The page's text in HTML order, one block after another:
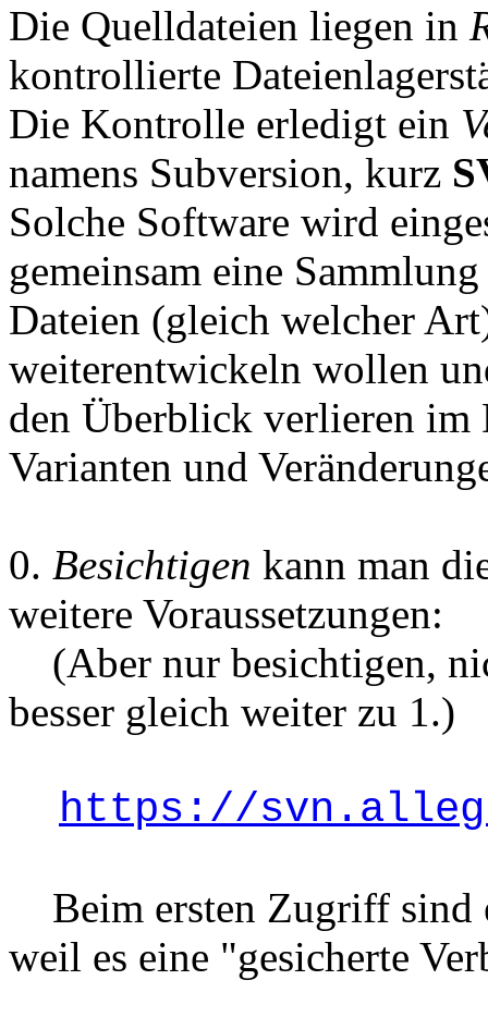
Die Quelldateien liegen in
kontrollierte
Die Kontrolle erledigt ein
namens Subversion, kurz
Solche Software wird
gemeinsam eine
Dateien (gleich welcher
weiterentwickeln wollen
den Überblick verlieren im
Varianten und
0. Besichtigen kann man
weitere Voraussetzungen:
(Aber nur besichtigen,
besser gleich weiter zu 1.)
https://
Beim ersten Zugriff sind
weil es eine "gesicherte